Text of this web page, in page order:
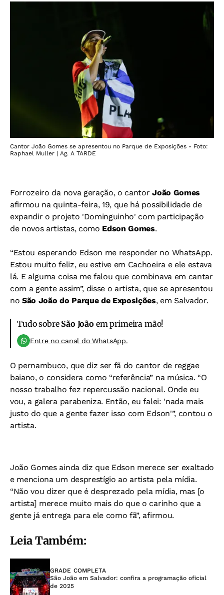
Cantor João Gomes se apresentou no Parque de Exposições - Foto:
Raphael Muller | Ag. A TARDE
Forrozeiro da nova geração, o cantorJoão Gomes
afirmou na quinta-feira, 19, que há possibilidade de
expandir o projeto 'Dominguinho' com participação
de novos artistas, como Edson Gomes.
“Estou esperando Edson me responder no WhatsApp.
Estou muito feliz, eu estive em Cachoeira e ele estava
lá. E alguma coisa me falou que combinava em cantar
com a gente assim”, disse o artista, que se apresentou
noSão João do Parque de Exposições, em Salvador.
Tudo sobre São João em primeira mão!
Entre no canal do WhatsApp.
O pernambuco, que diz ser fã do cantor de reggae
baiano, o considera como “referência” na música.“O
nosso trabalho fez repercussão nacional. Onde eu
vou, a galera parabeniza. Então, eu falei: 'nada mais
justo do que a gente fazer isso com Edson'”, contou o
artista.
João Gomes ainda diz que Edson merece ser exaltado
e menciona um desprestígio ao artista pela mídia.
“Não vou dizer que é desprezado pela mídia, mas [o
artista] merece muito mais do que o carinho que a
gente já entrega para ele como fã”, afirmou.
Leia Também:
GRADE COMPLETA
São João em Salvador: confira a programação oficial
de 2025